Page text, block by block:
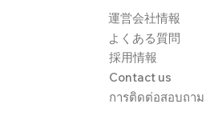
​運営会社情報
よくある質問
採用情報
Contact us
การติดต่อสอบถาม